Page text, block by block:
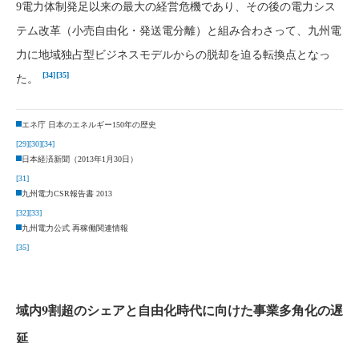
9電力体制発足以来の最大の経営危機であり、その後の電力シス
テム改革（小売自由化・発送電分離）と組み合わさって、九州電
力に地域独占型ビジネスモデルからの脱却を迫る転換点となっ
た。
[34] [35]
エネ庁 日本のエネルギー150年の歴史
[29][30][34]
日本経済新聞（2013年1月30日）
[31]
九州電力CSR報告書 2013
[32][33]
九州電力公式 再稼働関連情報
[35]
域内9割超のシェアと自由化時代に向けた事業多角化の遅
延